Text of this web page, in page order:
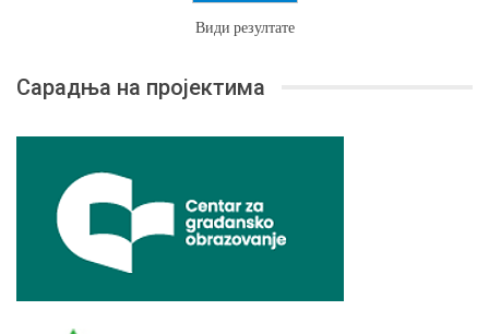
Види резултате
Сарадња на пројектима